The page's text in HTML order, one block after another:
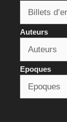
Auteurs
Epoques